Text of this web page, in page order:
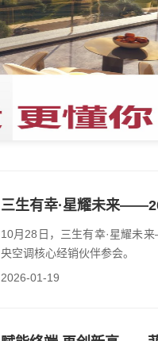
三生有幸·星耀未来
10月28日，三生有幸·星耀未
央空调核心经销伙伴参会。
2026-01-19